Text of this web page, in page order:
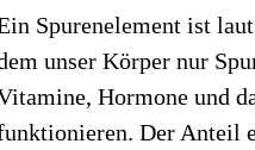
Spurenelement ist
unser Körper nur
Hormone und
Der Anteil